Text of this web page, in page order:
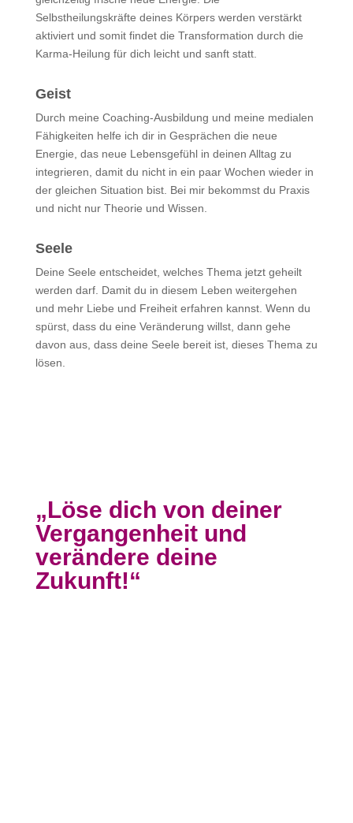
Selbstheilungskräfte deines Körpers werden verstärkt
aktiviert und somit findet die Transformation durch die
Karma-Heilung für dich leicht und sanft statt.
Geist
Durch meine Coaching-Ausbildung und meine medialen
Fähigkeiten helfe ich dir in Gesprächen die neue
Energie, das neue Lebensgefühl in deinen Alltag zu
integrieren, damit du nicht in ein paar Wochen wieder in
der gleichen Situation bist. Bei mir bekommst du Praxis
und nicht nur Theorie und Wissen.
Seele
Deine Seele entscheidet, welches Thema jetzt geheilt
werden darf. Damit du in diesem Leben weitergehen
und mehr Liebe und Freiheit erfahren kannst. Wenn du
spürst, dassdu eine Veränderung willst, dann gehe
davon aus, dass deine Seele bereit ist, dieses Thema zu
lösen.
„Löse dich von deiner
Vergangenheit und
verändere deine
Zukunft!“